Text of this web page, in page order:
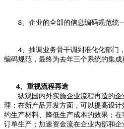
3、企业的全部的信息编码规范统
4、抽调业务骨干调到准化化部门，
编码规范，最终为去年三个系统的集成
4、重视流程再造
纵观国内外实施企业流程再造的企
理；在新产品开发方面，可以提高设
约生产材料、降低生产成本的效果；
订单生产；加速资金流在企业内部和